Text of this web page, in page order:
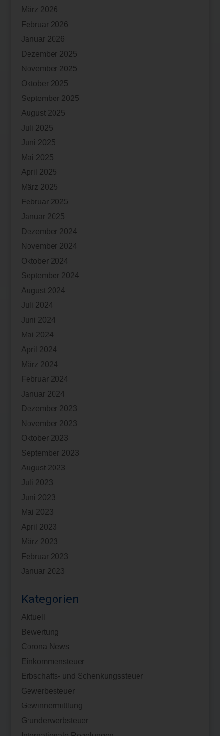
März 2026
Februar 2026
Januar 2026
Dezember 2025
November 2025
Oktober 2025
September 2025
August 2025
Juli 2025
Juni 2025
Mai 2025
April 2025
März 2025
Februar 2025
Januar 2025
Dezember 2024
November 2024
Oktober 2024
September 2024
August 2024
Juli 2024
Juni 2024
Mai 2024
April 2024
März 2024
Februar 2024
Januar 2024
Dezember 2023
November 2023
Oktober 2023
September 2023
August 2023
Juli 2023
Juni 2023
Mai 2023
April 2023
März 2023
Februar 2023
Januar 2023
Kategorien
Aktuell
Bewertung
Corona News
Einkommensteuer
Erbschafts- und Schenkungssteuer
Gewerbesteuer
Gewinnermittlung
Grunderwerbsteuer